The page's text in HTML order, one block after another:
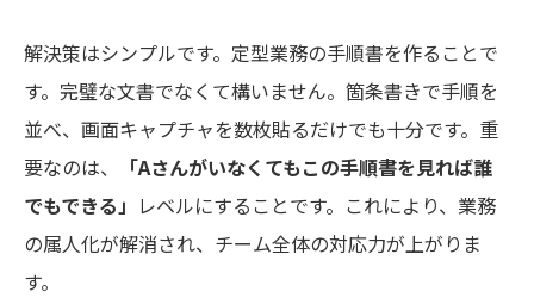
解決策はシンプルです。定型業務の手順書を作ることで
す。完璧な文書でなくて構いません。箇条書きで手順を
並べ、画面キャプチャを数枚貼るだけでも十分です。重
要なのは、
「Aさんがいなくてもこの手順書を見れば誰
でもできる」 レベルにすることです。これにより、業務
の属人化が解消され、チーム全体の対応力が上がりま
す。